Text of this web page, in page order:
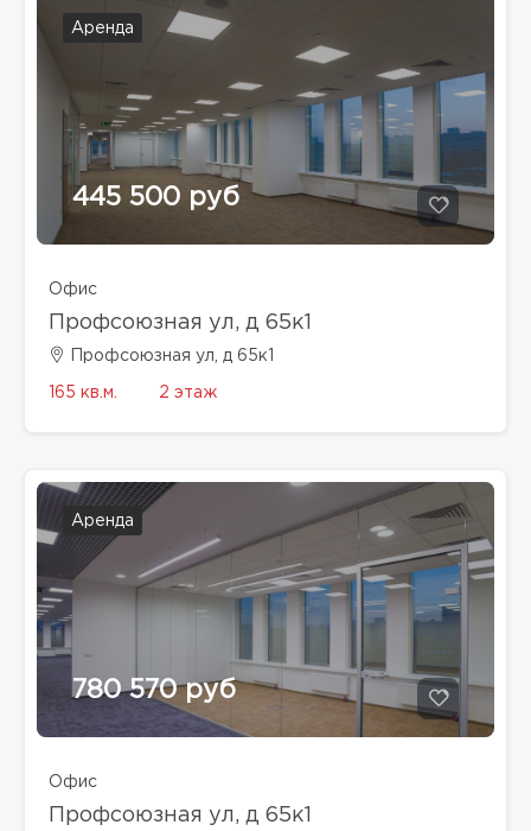
Аренда
445 500 руб
Офис
Профсоюзная ул, д 65к1
Профсоюзная ул, д 65к1
165 кв.м. 2 этаж
Аренда
780 570 руб
Офис
Профсоюзная ул, д 65к1